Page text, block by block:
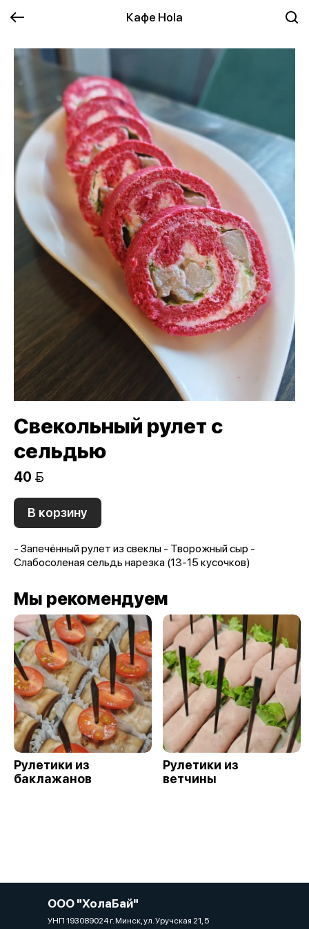
Кафе Hola
Свекольный рулет с
сельдью
40 
В корзину
- Запечённый рулет из свеклы - Творожный сыр -
Слабосоленая сельдь нарезка (13-15 кусочков)
Мы рекомендуем
Рулетики из
баклажанов
Рулетики из
ветчины
ООО "ХолаБай"
УНП 193089024 г. Минск, ул. Уручская 21, 5